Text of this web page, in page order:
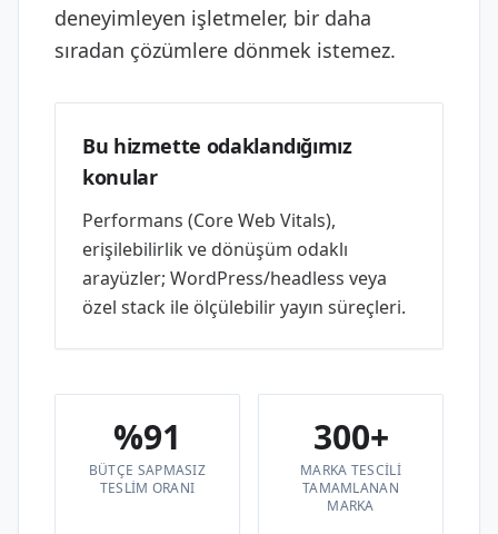
deneyimleyen işletmeler, bir daha
sıradan çözümlere dönmek istemez.
Bu hizmette odaklandığımız
konular
Performans (Core Web Vitals),
erişilebilirlik ve dönüşüm odaklı
arayüzler; WordPress/headless veya
özel stack ile ölçülebilir yayın süreçleri.
%91
BÜTÇE SAPMASIZ
TESLIM ORANI
300+
MARKA TESCILI
TAMAMLANAN
MARKA